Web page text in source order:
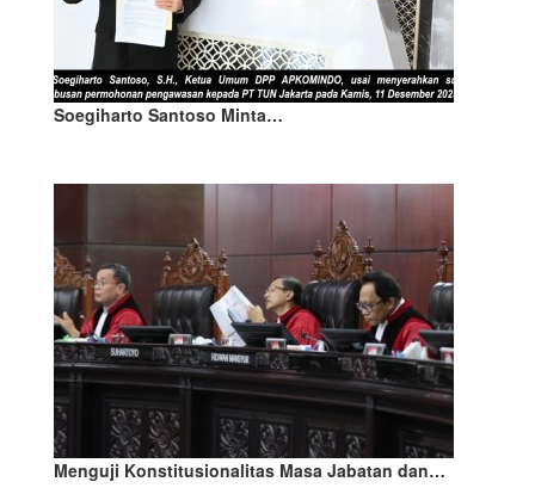
Soegiharto Santoso Minta…
Menguji Konstitusionalitas Masa Jabatan dan…